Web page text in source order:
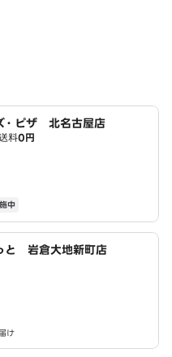
・ピザ 北名古屋店
料0円
中
と 岩倉大地新町店
け